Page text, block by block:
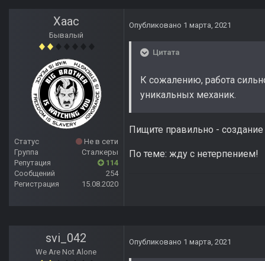
Хаас
Бывалый
Статус
Не в сети
Группа
Сталкеры
Репутация
114
Сообщений
254
Регистрация
15.08.2020
Опубликовано 1 марта, 2021
Цитата
К сожалению, работа
уникальных механик.
Пищите правильно -
По теме: жду с нетерпением!
svi_042
We Are Not Alone
Опубликовано 1 марта, 2021